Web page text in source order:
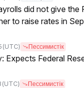
did not give the
to raise rates in
(UTC) Пессимистік
Expects Federal
(UTC) Пессимистік